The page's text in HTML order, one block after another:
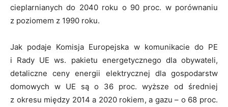
cieplarnianych do 2040 roku o 90 proc. w porównaniu
z poziomem z 1990 roku.
Jak podaje Komisja Europejska w komunikacie do PE
i Rady UE ws. pakietu energetycznego dla obywateli,
detaliczne ceny energii elektrycznej dla gospodarstw
domowych w UE są o 36 proc. wyższe od średniej
z okresu między 2014 a 2020 rokiem, a gazu – o 68 proc.